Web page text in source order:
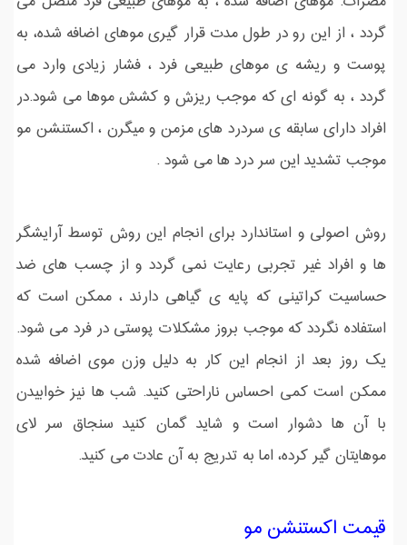
گردد ، از این رو در طول مدت قرار گیری موهای اضافه شده، به
پوست و ریشه ی موهای طبیعی فرد ، فشار زیادی وارد می
گردد ، به گونه ای که موجب ریزش و کشش موها می شود.در
افراد دارای سابقه ی سردرد های مزمن و میگرن ، اکستنشن مو
موجب تشدید این سر درد ها می شود .
روش اصولی و استاندارد برای انجام این روش توسط آرایشگر
ها و افراد غیر تجربی رعایت نمی گردد و از چسب های ضد
حساسیت کراتینی که پایه ی گیاهی دارند ، ممکن است که
استفاده نگردد که موجب بروز مشکلات پوستی در فرد می شود.
یک روز بعد از انجام این کار به دلیل وزن موی اضافه شده
ممکن است کمی احساس ناراحتی کنید. شب ها نیز خوابیدن
با آن ها دشوار است و شاید گمان کنید سنجاق سر لای
موهایتان گیر کرده، اما به تدریج به آن عادت می کنید.
قیمت اکستنشن مو